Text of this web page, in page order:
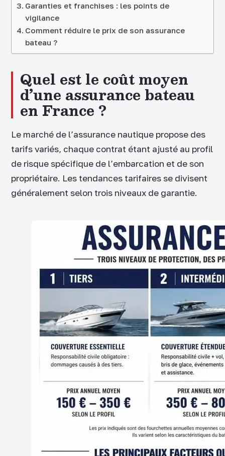
Garanties et franchises : les points de
vigilance
Comment réduire le prix de son assurance
bateau ?
Quel est le coût moyen
d’une assurance bateau
en France ?
Le marché de l’assurance nautique propose des
tarifs variés, chaque contrat étant ajusté au profil
de risque spécifique de l’embarcation et de son
propriétaire. Les tendances tarifaires se divisent
généralement selon trois niveaux de garantie.